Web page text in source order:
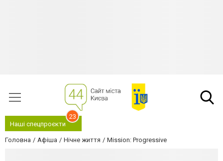
Наші спецпроєкти
23
Головна Афіша Нічне життя Mission: Progressive